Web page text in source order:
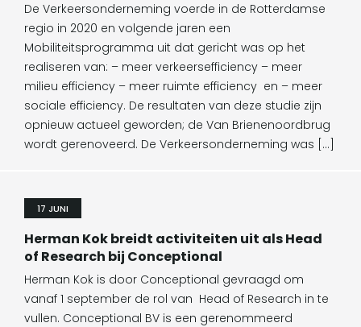
De Verkeersonderneming voerde in de Rotterdamse
regio in 2020 en volgende jaren een
Mobiliteitsprogramma uit dat gericht was op het
realiseren van: – meer verkeersefficiency – meer
milieu efficiency – meer ruimte efficiency en – meer
sociale efficiency. De resultaten van deze studie zijn
opnieuw actueel geworden; de Van Brienenoordbrug
wordt gerenoveerd. De Verkeersonderneming was […]
17 JUNI
Herman Kok breidt activiteiten uit als Head
of Research bij Conceptional
Herman Kok is door Conceptional gevraagd om
vanaf 1 september de rol van Head of Research in te
vullen. Conceptional BV is een gerenommeerd